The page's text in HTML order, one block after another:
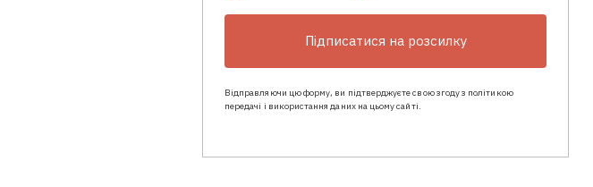
Підписатися на розсилку
Відправляючи цю форму, ви підтверджуєте свою згоду з політикою
передачі і використання даних на цьому сайті.